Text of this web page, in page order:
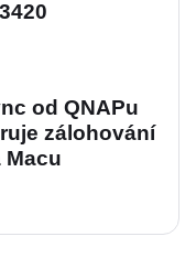
od QNAPu
zálohování